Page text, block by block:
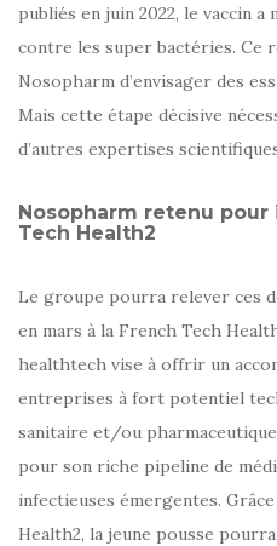
publiés en juin 2022, le vaccin
contre les super bactéries. Ce
Nosopharm d’envisager des
Mais cette étape décisive
d’autres expertises
Nosopharm retenu
Tech Health2
Le groupe pourra relever ces
en mars à la French Tech
healthtech vise à offrir un
entreprises à fort potentiel
sanitaire et/ou
pour son riche pipeline de
infectieuses émergentes.
Health2, la jeune pousse